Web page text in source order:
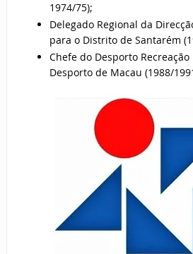
1974/75);
Delegado Regional da
para o Distrito de Santarém
Chefe do Desporto
Desporto de Macau (1988/